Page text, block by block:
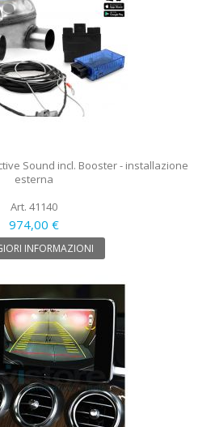
Sound incl. Booster - installazione
esterna
Art. 41140
974,00 €
INFORMAZIONI